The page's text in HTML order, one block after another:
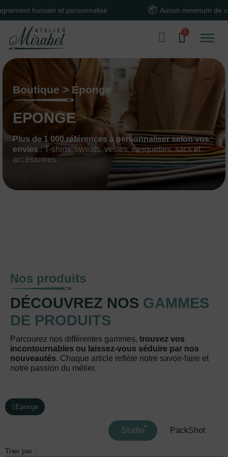
et personnalisé Aucun minimum de commande
Boutique > Eponge
EPONGE
Plus de 1 000 références à personnaliser selon vos
envies : T-shirts, sweats, vestes, casquettes, sacs et
accessoires.
Nos produits
DÉCOUVREZ NOS GAMMES
DE PRODUITS
Parcourez nos différentes gammes, trouvez vos
incontournables ou laissez-vous séduire par nos
nouveautés. Chaque article reflète notre savoir-faire et
notre passion du métier.
Eponge
Studio PackShot
Trier par :